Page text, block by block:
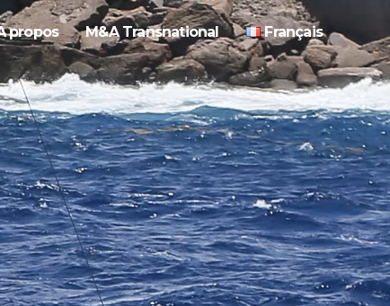
propos M&A Transnational Français